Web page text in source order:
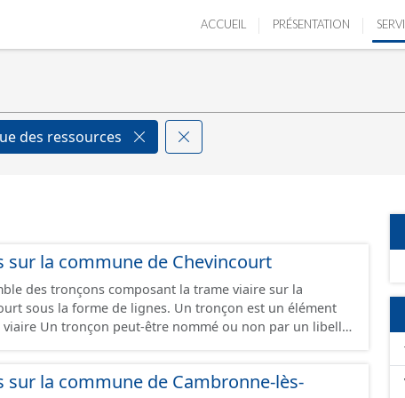
ACCUEIL PRÉSENTATION
des ressources
sur la commune de Chevincourt
des tronçons composant la trame viaire sur la
de lignes. Un tronçon est un élément
Un tronçon peut-être nommé ou non par un libellé
d’un tronçon correspondent à des intersections ou
sur la commune de Cambronne-lès-